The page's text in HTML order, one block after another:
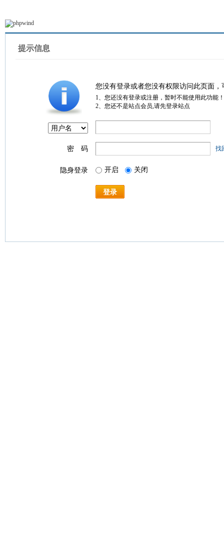
提示信息
您没有登录或者您没有权限访问此页面
1、您还没有登录或注册，暂时不能使用此功能！
2、您还不是站点会员,请先登录站点
密 码 找
隐身登录 开启 关闭
登录